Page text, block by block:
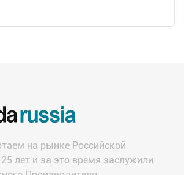
на рынке Российской
лет и за это время заслужили